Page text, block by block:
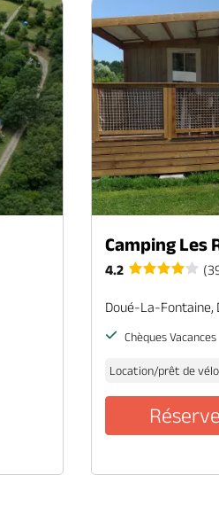
Camping Les
4.2
Doué-La-Fontaine,
Chèques Vacances
Location/prêt de vélo